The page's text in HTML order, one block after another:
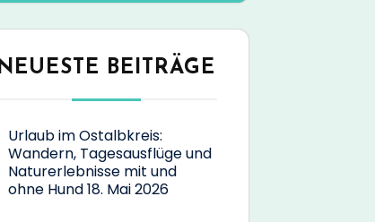
NEUESTE BEITRÄGE
Urlaub im Ostalbkreis:
Wandern, Tagesausflüge und
Naturerlebnisse mit und
ohne Hund18. Mai 2026